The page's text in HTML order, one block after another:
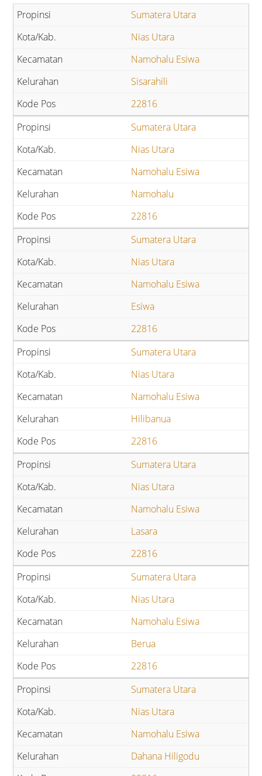
Sumatera Utara
Nias Utara
Namohalu Esiwa
Sisarahili
22816
Sumatera Utara
Nias Utara
Namohalu Esiwa
Namohalu
22816
Sumatera Utara
Nias Utara
Namohalu Esiwa
Esiwa
22816
Sumatera Utara
Nias Utara
Namohalu Esiwa
Hilibanua
22816
Sumatera Utara
Nias Utara
Namohalu Esiwa
Lasara
22816
Sumatera Utara
Nias Utara
Namohalu Esiwa
Berua
22816
Sumatera Utara
Nias Utara
Namohalu Esiwa
Dahana Hiligodu